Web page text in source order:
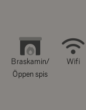
Braskamin/
Öppen spis
Wifi